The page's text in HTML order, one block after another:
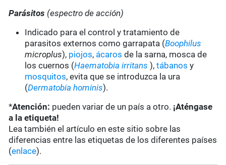
Parásitos (espectro de acción)
Indicado para el control y tratamiento de
parasitos externos como garrapata (Boophilus
microplus), piojos, ácaros de la sarna, mosca de
los cuernos (Haematobia irritans ),tábanos y
mosquitos, evita que se introduzca la ura
(Dermatobia hominis).
*Atención: pueden variar de un país a otro. ¡Aténgase
a la etiqueta!
Lea también el artículo en este sitio sobre las
diferencias entre las etiquetas de los diferentes países
(enlace).